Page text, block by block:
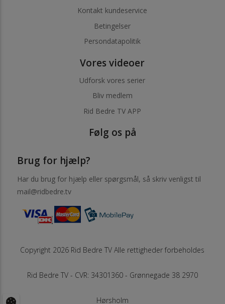
Kontakt kundeservice
Betingelser
Persondatapolitik
Vores videoer
Udforsk vores serier
Bliv medlem
Rid Bedre TV APP
Følg os på
Brug for hjælp?
Har du brug for hjælp eller spørgsmål, så skriv venligst til
mail@ridbedre.tv
Copyright 2026 Rid Bedre TV Alle rettigheder forbeholdes
Rid Bedre TV - CVR: 34301360 - Grønnegade 38 2970
Hørsholm